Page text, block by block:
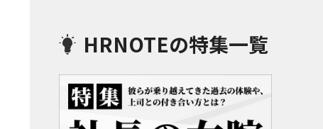
HRNOTEの特集一覧